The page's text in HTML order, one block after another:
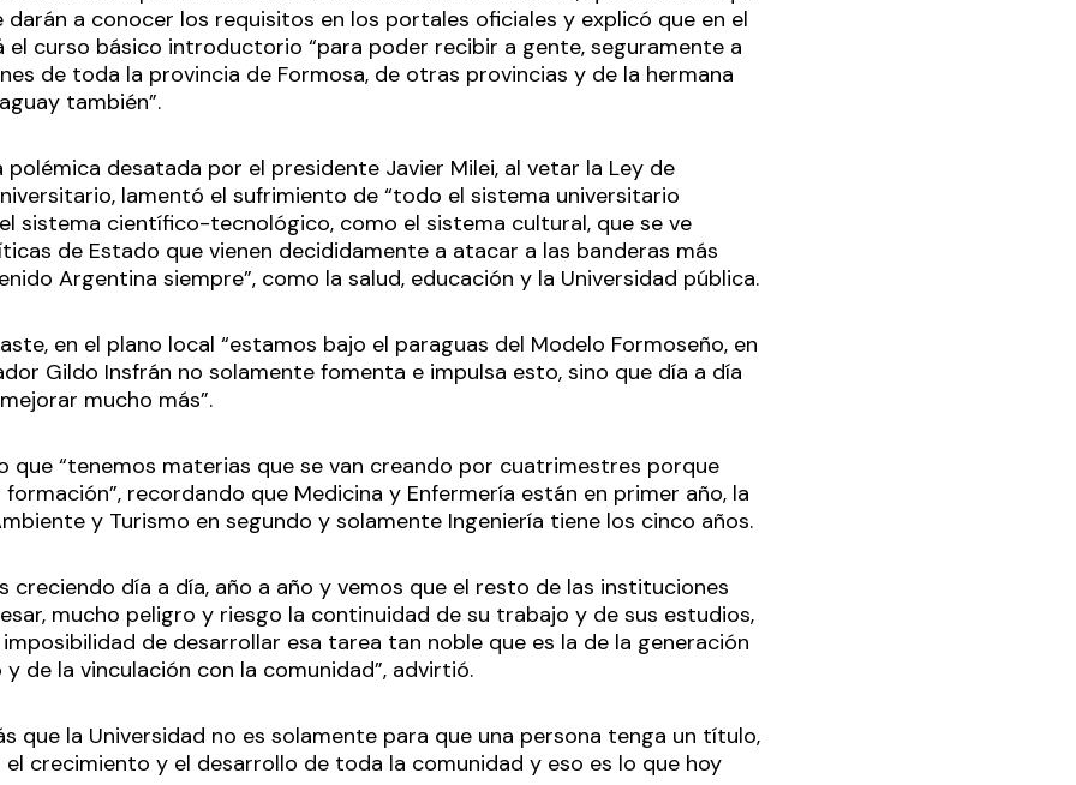
a conocer los requisitos en los portales oficiales y explicó que en el
el curso básico introductorio “para poder recibir a gente, seguramente a
de toda la provincia de Formosa, de otras provincias y de la hermana
también”.
polémica desatada por el presidente Javier Milei, al vetar la Ley de
lamentó el sufrimiento de “todo el sistema universitario
sistema científico-tecnológico, como el sistema cultural, que se ve
de Estado que vienen decididamente a atacar a las banderas más
Argentina siempre”, como la salud, educación y la Universidad pública.
en el plano local “estamos bajo el paraguas del Modelo Formoseño, en
Gildo Insfrán no solamente fomenta e impulsa esto, sino que día a día
mucho más”.
que “tenemos materias que se van creando por cuatrimestres porque
recordando que Medicina y Enfermería están en primer año, la
y Turismo en segundo y solamente Ingeniería tiene los cinco años.
creciendo día a día, año a año y vemos que el resto de las instituciones
mucho peligro y riesgo la continuidad de su trabajo y de sus estudios,
de desarrollar esa tarea tan noble que es la de la generación
de la vinculación con la comunidad”, advirtió.
que la Universidad no es solamente para que una persona tenga un título,
el crecimiento y el desarrollo de toda la comunidad y eso es lo que hoy